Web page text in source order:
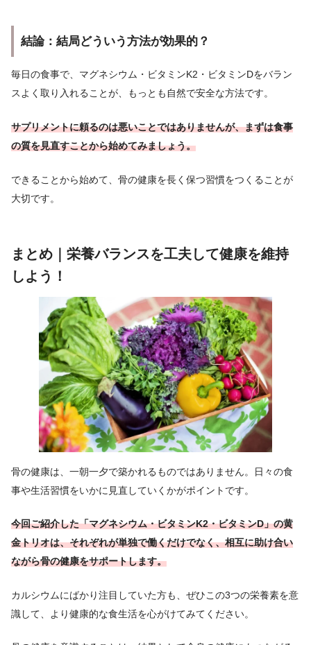
結論：結局どういう方法が効果的？
毎日の食事で、マグネシウム・ビタミンK2・ビタミンDをバラン
スよく取り入れることが、もっとも自然で安全な方法です。
サプリメントに頼るのは悪いことではありませんが、まずは食事
の質を見直すことから始めてみましょう。
できることから始めて、骨の健康を長く保つ習慣をつくることが
大切です。
まとめ｜栄養バランスを工夫して健康を維持
しよう！
骨の健康は、一朝一夕で築かれるものではありません。日々の食
事や生活習慣をいかに見直していくかがポイントです。
今回ご紹介した「マグネシウム・ビタミンK2・ビタミンD」の黄
金トリオは、それぞれが単独で働くだけでなく、相互に助け合い
ながら骨の健康をサポートします。
カルシウムにばかり注目していた方も、ぜひこの3つの栄養素を意
識して、より健康的な食生活を心がけてみてください。